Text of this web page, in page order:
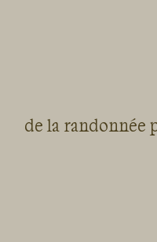
de la randonnée